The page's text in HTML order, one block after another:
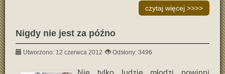
czytaj więcej >>>>
Nigdy nie jest za późno
Utworzono: 12 czerwca 2012 Odsłony: 3496